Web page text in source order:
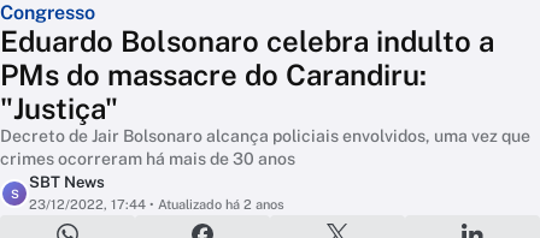
Congresso
Eduardo Bolsonaro celebra indulto a
PMs do massacre do Carandiru:
"Justiça"
Decreto de Jair Bolsonaro alcança policiais envolvidos, uma vez que
crimes ocorreram há mais de 30 anos
S
SBT News
23/12/2022, 17:44 • Atualizado há 2 anos